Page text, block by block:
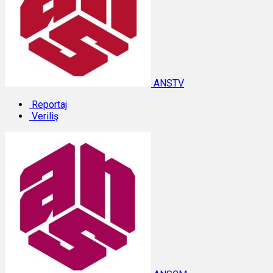
ANSTV
Reportaj
Veriliş